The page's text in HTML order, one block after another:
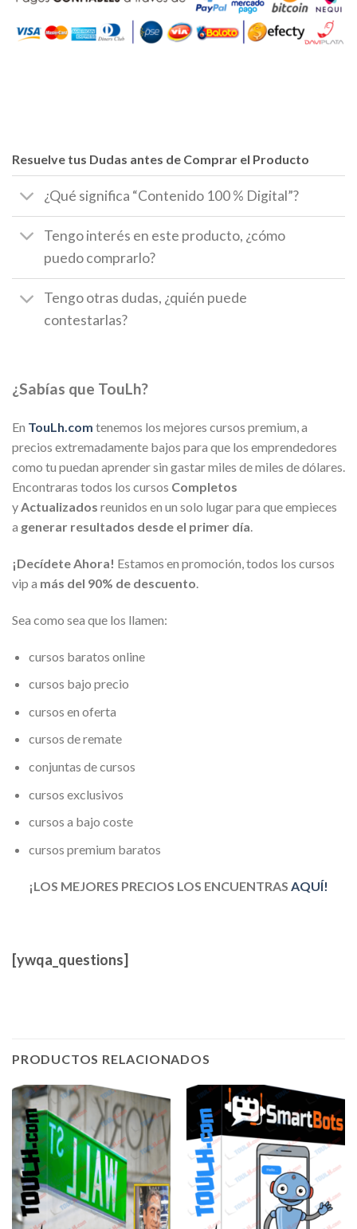
Resuelve tus Dudas antes de Comprar el Producto
¿Qué significa “Contenido 100 % Digital”?
Tengo interés en este producto, ¿cómo
puedo comprarlo?
Tengo otras dudas, ¿quién puede
contestarlas?
¿Sabías que TouLh?
En TouLh.com tenemos los mejores cursos premium, a
precios extremadamente bajos para que los emprendedores
como tu puedan aprender sin gastar miles de miles de dólares.
Encontraras todos los cursos Completos
yActualizados reunidos en un solo lugar para que empieces
a generar resultados desde el primer día.
¡Decídete Ahora! Estamos en promoción, todos los cursos
vip a más del 90% de descuento.
Sea como sea que los llamen:
cursos baratos online
cursos bajo precio
cursos en oferta
cursos de remate
conjuntas de cursos
cursos exclusivos
cursos a bajo coste
cursos premium baratos
¡LOS MEJORES PRECIOS LOS ENCUENTRAS AQUÍ!
[ywqa_questions]
PRODUCTOS RELACIONADOS